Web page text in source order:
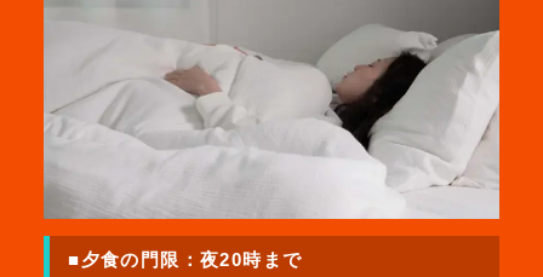
■夕食の門限：夜20時まで